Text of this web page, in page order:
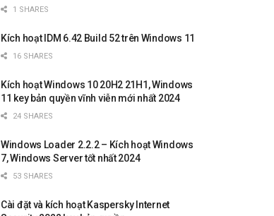
1 SHARES
Kích hoạt IDM 6.42 Build 52 trên Windows 11
16 SHARES
Kích hoạt Windows 10 20H2 21H1, Windows
11 key bản quyền vĩnh viễn mới nhất 2024
24 SHARES
Windows Loader 2.2.2 – Kích hoạt Windows
7, Windows Server tốt nhất 2024
53 SHARES
Cài đặt và kích hoạt Kaspersky Internet